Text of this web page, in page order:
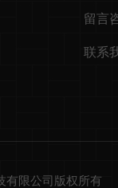
留言
联系
有限公司版权所有